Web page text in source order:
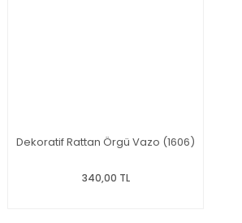
Dekoratif Rattan Örgü Vazo (1606)
340,00 TL